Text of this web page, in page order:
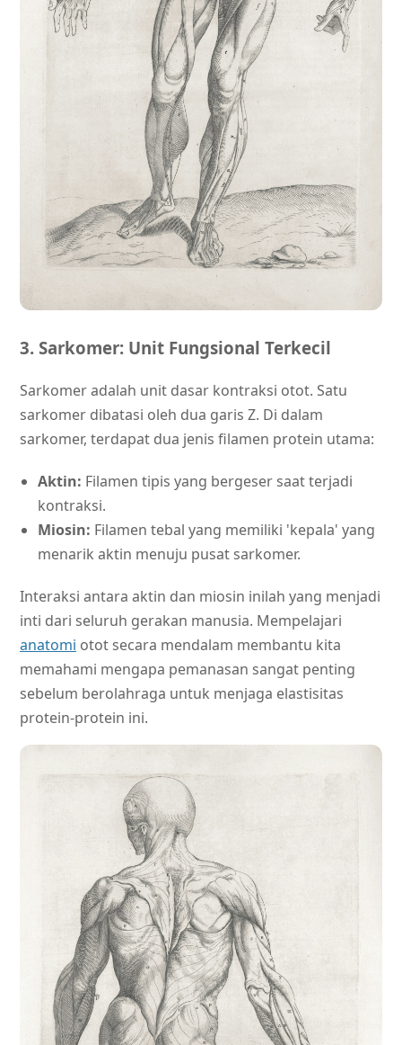
3. Sarkomer: Unit Fungsional Terkecil
Sarkomer adalah unit dasar kontraksi otot. Satu
sarkomer dibatasi oleh dua garis Z. Di dalam
sarkomer, terdapat dua jenis filamen protein utama:
Aktin: Filamen tipis yang bergeser saat terjadi
kontraksi.
Miosin: Filamen tebal yang memiliki 'kepala' yang
menarik aktin menuju pusat sarkomer.
Interaksi antara aktin dan miosin inilah yang menjadi
inti dari seluruh gerakan manusia. Mempelajari
anatomi otot secara mendalam membantu kita
memahami mengapa pemanasan sangat penting
sebelum berolahraga untuk menjaga elastisitas
protein-protein ini.